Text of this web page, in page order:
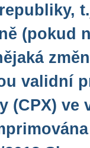
(pokud
validní
(CPX) ve